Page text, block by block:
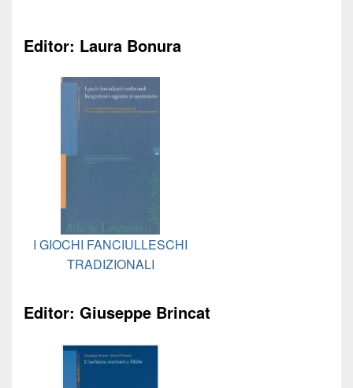
Editor: Laura Bonura
I GIOCHI FANCIULLESCHI
TRADIZIONALI
Editor: Giuseppe Brincat